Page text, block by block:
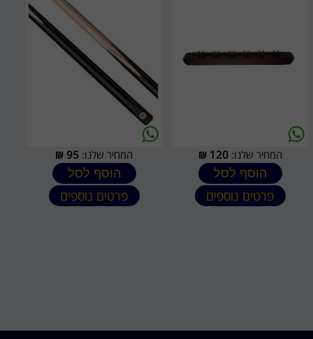
המחיר שלנו:120
₪
הוסף לסל
פרטים נוספים
המחיר שלנו: 95
₪
הוסף לסל
פרטים נוספים